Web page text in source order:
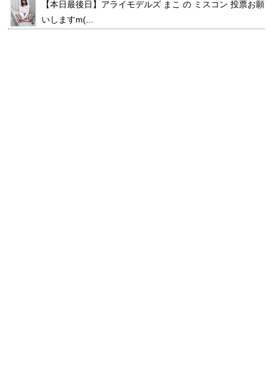
【本日最後日】アライモデルズ まこ の ミスコン 投票お願
いしますm(...